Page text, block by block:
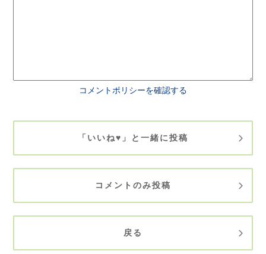
コメントポリシーを確認する
「いいね♥」と一緒に投稿
コメントのみ投稿
戻る